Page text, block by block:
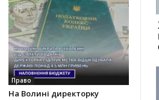
Право
На Волині директорку